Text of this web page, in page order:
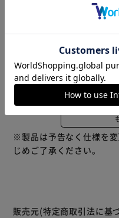
【昭和レトロなかわいい
くなる☆色鮮やかな「あ
【上品で温かみのある天
ビビッドなカラーリング
ザイン。 【独特の風合い
玉のようなネジリ加工を
にピッタリフィット。 【
◎】 先端を細く仕上げる
い！箸先が丸く、食べや
お箸を簡単お手入れ】 家
やすく、忙しい毎日の味
タートさせる方への贈り
※製品は予告なく仕様を
じめご了承ください。
販売元(特定商取引法に基